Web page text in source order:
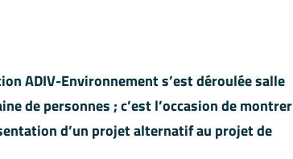
ADIV-Environnement s’est déroulée salle
de personnes ; c’est l’occasion de montrer
d’un projet alternatif au projet de